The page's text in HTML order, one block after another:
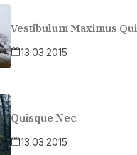
Vestibulum Maximus
13.03.2015
Quisque Nec
13.03.2015